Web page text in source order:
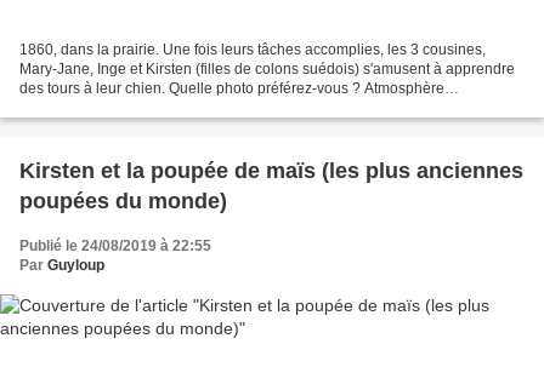
1860, dans la prairie. Une fois leurs tâches accomplies, les 3 cousines,
Mary-Jane, Inge et Kirsten (filles de colons suédois) s'amusent à apprendre
des tours à leur chien. Quelle photo préférez-vous ? Atmosphère
Kirsten et la poupée de maïs (les plus anciennes
poupées du monde)
Publié le 24/08/2019 à 22:55
Par Guyloup